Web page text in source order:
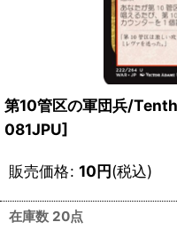
第10管区の軍団兵/
081JPU]
販売価格: 10円(税込)
在庫数 20点